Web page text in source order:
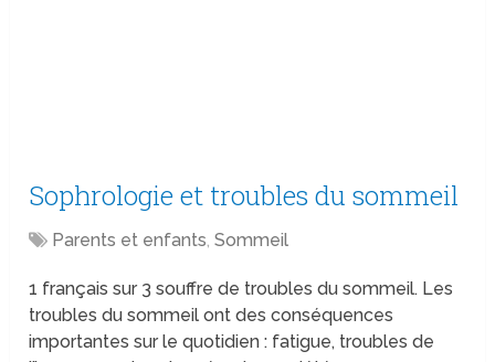
Sophrologie et troubles du sommeil
Parents et enfants,Sommeil
1 français sur 3 souffre de troubles du sommeil. Les
troubles du sommeil ont des conséquences
importantes sur le quotidien : fatigue, troubles de